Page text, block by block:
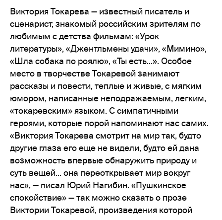
Виктория Токарева — известный писатель и
сценарист, знакомый российским зрителям по
любимым с детства фильмам: «Урок
литературы», «Джентльмены удачи», «Мимино»,
«Шла собака по роялю», «Ты есть...». Особое
место в творчестве Токаревой занимают
рассказы и повести, теплые и живые, с мягким
юмором, написанные неподражаемым, легким,
«токаревским» языком. С симпатичными
героями, которые порой напоминают нас самих.
«Виктория Токарева смотрит на мир так, будто
другие глаза его еще не видели, будто ей дана
возможность впервые обнаружить природу и
суть вещей... она переоткрывает мир вокруг
нас», — писал Юрий Нагибин. «Пушкинское
спокойствие» — так можно сказать о прозе
Виктории Токаревой, произведения которой